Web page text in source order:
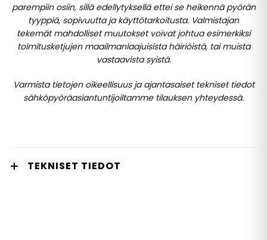
parempiin osiin, sillä edellytyksellä ettei se heikennä pyörän
tyyppiä, sopivuutta ja käyttötarkoitusta. Valmistajan
tekemät mahdolliset muutokset voivat johtua esimerkiksi
toimitusketjujen maailmanlaajuisista häiriöistä, tai muista
vastaavista syistä.
Varmista tietojen oikeellisuus ja ajantasaiset tekniset tiedot
sähköpyöräasiantuntijoiltamme tilauksen yhteydessä.
TEKNISET TIEDOT